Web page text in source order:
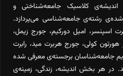
کلاسیک جامعه‌شناختی و
رشته‌ی جامعه‌شناسی می‌پردازد.
اسپنسر، امیل دورکیم، جورج زیمل،
هورتون کولی، جورج هربرت مید، رابرت
جامعه‌شناسان برجسته‌‌ی معرفی شده
هر بخش اندیشه، زندگی، زمینه‌ی